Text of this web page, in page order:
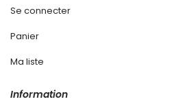
Se connecter
Panier
Ma liste
Information